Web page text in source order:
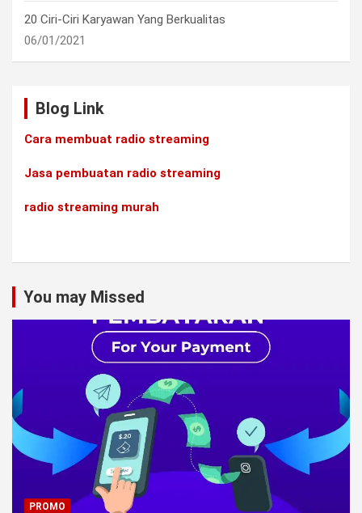
20 Ciri-Ciri Karyawan Yang Berkualitas
06/01/2021
Blog Link
Cara membuat radio streaming
Jasa pembuatan radio streaming
radio streaming murah
You may Missed
PROMO